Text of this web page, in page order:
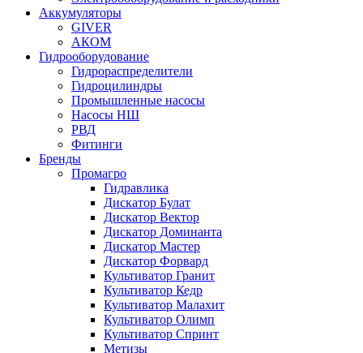
Аккумуляторы
GIVER
АКОМ
Гидрооборудование
Гидрораспределители
Гидроцилиндры
Промышленные насосы
Насосы НШ
РВД
Фитинги
Бренды
Промагро
Гидравлика
Дискатор Булат
Дискатор Вектор
Дискатор Доминанта
Дискатор Мастер
Дискатор Форвард
Культиватор Гранит
Культиватор Кедр
Культиватор Малахит
Культиватор Олимп
Культиватор Спринт
Метизы